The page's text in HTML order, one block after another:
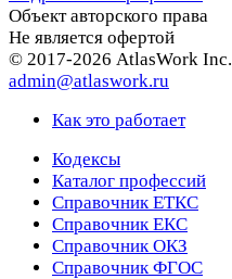
Объект авторского права
Не является офертой
© 2017-2026 AtlasWork Inc.
admin@atlaswork.ru
Как это работает
Кодексы
Каталог профессий
Справочник ЕТКС
Справочник ЕКС
Справочник ОКЗ
Справочник ФГОС